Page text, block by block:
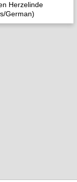
Herzelinde
German)